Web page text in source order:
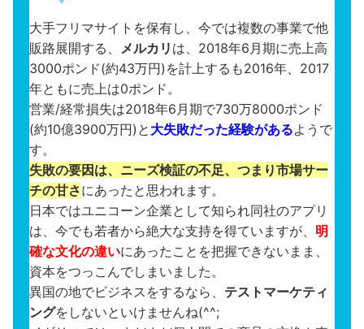
大手フリマサイトを保有し、今では複数の事業で他
販路展開する、
メルカリ は、2018年6月期に売上高
3000ポンド(約43万円)を計上するも2016年、2017
年ともに売上は0ポンド。
営業/経常損失は2018年6月期で730万8000ポンド
(約10億3900万円)と 大失敗だった経験があるようで
す。
失敗の要因は、ニーズ検証の不足、つまり市場サー
チの甘さにあったと思われます。
日本ではユニコーン企業として知られ同社のアプリ
は、今でも若者から絶大な支持を得ていますが、 明
確な文化の違いにあったことを把握できないまま、
資本をつっこんでしまいました。
異国の地でビジネスをするなら、 テストマーケティ
ングをしないといけませんね(^^;